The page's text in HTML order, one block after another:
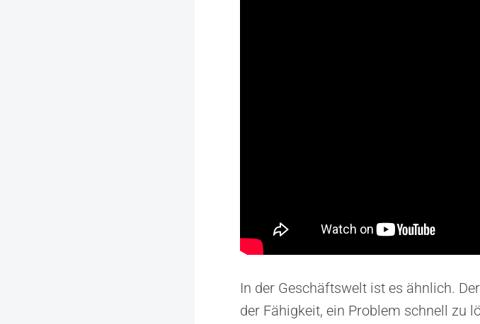
In der Geschäftswelt ist es ähnlich.
der Fähigkeit, ein Problem schnell zu